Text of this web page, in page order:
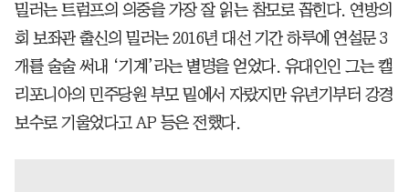
밀러는 트럼프의 의중을 가장 잘 읽는 참모로 꼽힌다. 연방의
회 보좌관 출신의 밀러는 2016년 대선 기간 하루에 연설문 3
개를 술술 써내 ‘기계’라는 별명을 얻었다. 유대인인 그는 캘
리포니아의 민주당원 부모 밑에서 자랐지만 유년기부터 강경
보수로 기울었다고 AP 등은 전했다.